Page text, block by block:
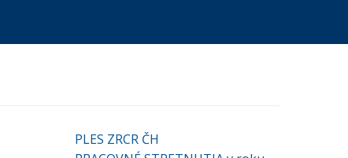
PLES ZRCR ČH